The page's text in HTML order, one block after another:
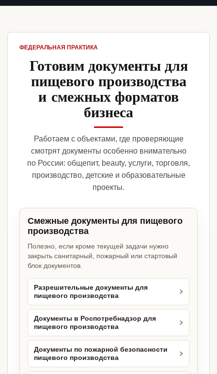
ФЕДЕРАЛЬНАЯ ПРАКТИКА
Готовим документы для
пищевого производства
и смежных форматов
бизнеса
Работаем с объектами, где проверяющие
смотрят документы особенно внимательно
по России: общепит, beauty, услуги, торговля,
производство, детские и образовательные
проекты.
Смежные документы для пищевого
производства
Полезно, если кроме текущей задачи нужно
закрыть санитарный, пожарный или стартовый
блок документов.
Разрешительные документы для
пищевого производства
Документы в Роспотребнадзор для
пищевого производства
Документы по пожарной безопасности
пищевого производства